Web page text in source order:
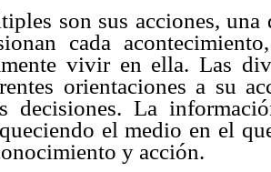
son sus acciones, una
cada
vivir en ella. Las
orientaciones a su
decisiones. La
el medio en el
y acción.